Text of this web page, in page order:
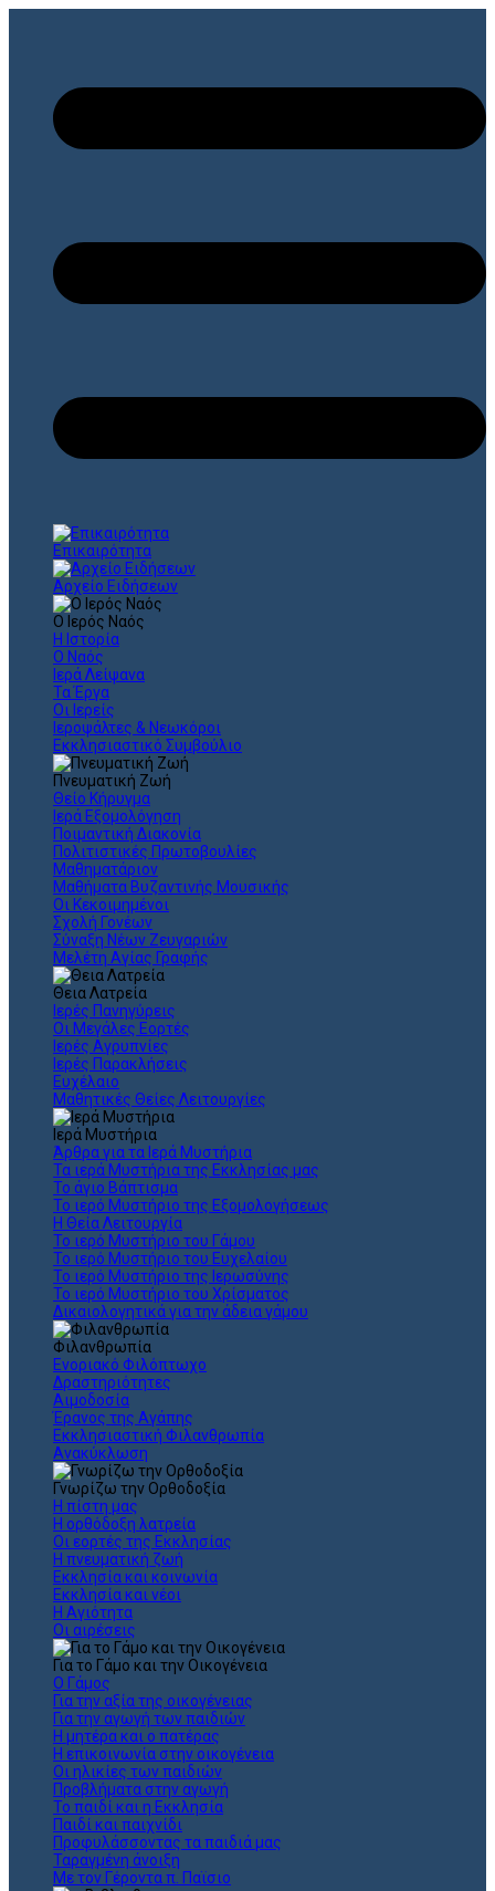
Επικαιρότητα
Αρχείο Ειδήσεων
Ο Ιερός Ναός
Η Ιστορία
Ο Ναός
Ιερά Λείψανα
Τα Έργα
Οι Ιερείς
Ιεροψάλτες & Νεωκόροι
Εκκλησιαστικό Συμβούλιο
Πνευματική Ζωή
Θείο Κήρυγμα
Ιερά Εξομολόγηση
Ποιμαντική Διακονία
Πολιτιστικές Πρωτοβουλίες
Μαθηματάριον
Μαθήματα Βυζαντινής Μουσικής
Οι Κεκοιμημένοι
Σχολή Γονέων
Σύναξη Νέων Ζευγαριών
Μελέτη Αγίας Γραφής
Θεια Λατρεία
Ιερές Πανηγύρεις
Οι Μεγάλες Εορτές
Ιερές Αγρυπνίες
Ιερές Παρακλήσεις
Ευχέλαιο
Μαθητικές Θείες Λειτουργίες
Ιερά Μυστήρια
Άρθρα για τα Ιερά Μυστήρια
Τα ιερά Μυστήρια της Εκκλησίας μας
Το άγιο Βάπτισμα
Το ιερό Μυστήριο της Εξομολογήσεως
Η Θεία Λειτουργία
Το ιερό Μυστήριο του Γάμου
Το ιερό Μυστήριο του Ευχελαίου
Το ιερό Μυστήριο της Ιερωσύνης
Το ιερό Μυστήριο του Χρίσματος
Δικαιολογητικά για την άδεια γάμου
Φιλανθρωπία
Ενοριακό Φιλόπτωχο
Δραστηριότητες
Αιμοδοσία
Έρανος της Αγάπης
Εκκλησιαστική Φιλανθρωπία
Ανακύκλωση
Γνωρίζω την Ορθοδοξία
Η πίστη μας
Η ορθόδοξη λατρεία
Οι εορτές της Εκκλησίας
Η πνευματική ζωή
Εκκλησία και κοινωνία
Εκκλησία και νέοι
Η Αγιότητα
Οι αιρέσεις
Για το Γάμο και την Οικογένεια
Ο Γάμος
Για την αξία της οικογένειας
Για την αγωγή των παιδιών
Η μητέρα και ο πατέρας
Η επικοινωνία στην οικογένεια
Οι ηλικίες των παιδιών
Προβλήματα στην αγωγή
Το παιδί και η Εκκλησία
Παιδί και παιχνίδι
Προφυλάσσοντας τα παιδιά μας
Ταραγμένη άνοιξη
Με τον Γέροντα π. Παϊσιο